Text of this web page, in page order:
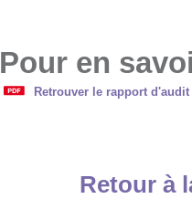
Pour en
Retrouver le rapport d'audit
Retour à